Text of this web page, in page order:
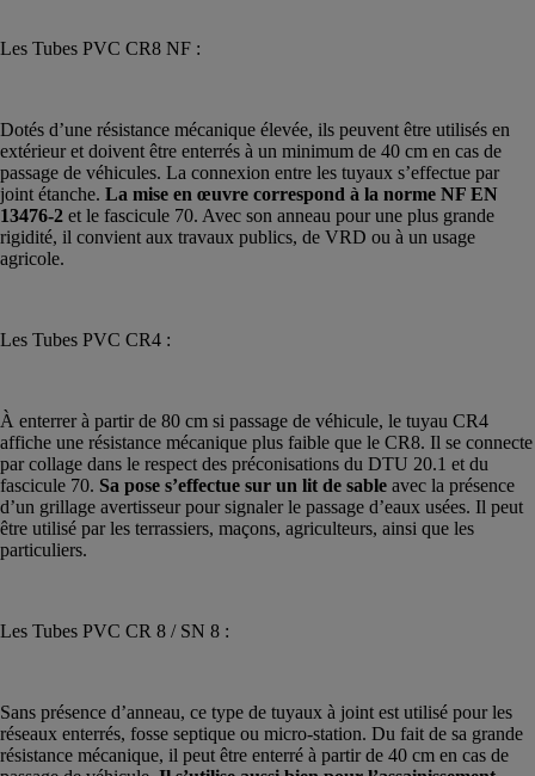
Les Tubes PVC CR8 NF :
Dotés d’une résistance mécanique élevée, ils peuvent être utilisés en
extérieur et doivent être enterrés à un minimum de 40 cm en cas de
passage de véhicules. La connexion entre les tuyaux s’effectue par
joint étanche. La mise en œuvre correspond à la norme NF EN
13476-2 et le fascicule 70. Avec son anneau pour une plus grande
rigidité, il convient aux travaux publics, de VRD ou à un usage
agricole.
Les Tubes PVC CR4 :
À enterrer à partir de 80 cm si passage de véhicule, le tuyau CR4
affiche une résistance mécanique plus faible que le CR8. Il se connecte
par collage dans le respect des préconisations du DTU 20.1 et du
fascicule 70. Sa pose s’effectue sur un lit de sable avec la présence
d’un grillage avertisseur pour signaler le passage d’eaux usées. Il peut
être utilisé par les terrassiers, maçons, agriculteurs, ainsi que les
particuliers.
Les Tubes PVC CR 8 / SN 8 :
Sans présence d’anneau, ce type de tuyaux à joint est utilisé pour les
réseaux enterrés, fosse septique ou micro-station. Du fait de sa grande
résistance mécanique, il peut être enterré à partir de 40 cm en cas de